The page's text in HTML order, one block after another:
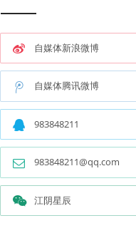
自媒体新浪微博
自媒体腾讯微博
983848211
983848211@qq.com
江阴星辰